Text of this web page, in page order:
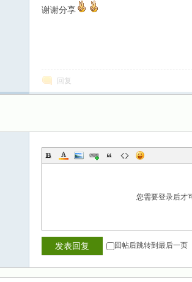
谢谢分享
回复
您需要登录后才
发表回复 回帖后跳转到最后一页